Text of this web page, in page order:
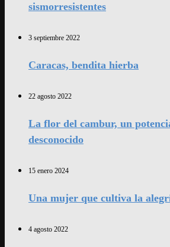
sismorresistentes
3 septiembre 2022
Caracas, bendita hierba
22 agosto 2022
La flor del cambur, un
desconocido
15 enero 2024
Una mujer que cultiva la
4 agosto 2022